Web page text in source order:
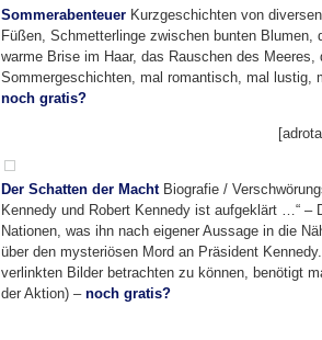
Sommerabenteuer Kurzgeschichten von
Füßen, Schmetterlinge zwischen bunten
warme Brise im Haar, das Rauschen des
Sommergeschichten, mal romantisch, mal lustig,
noch gratis?
Der Schatten der MachtBiografie /
Kennedy und Robert Kennedy ist aufgeklärt …“ –
Nationen, was ihn nach eigener Aussage in die
über den mysteriösen Mord an Präsident
verlinkten Bilder betrachten zu können, benötigt
der Aktion) – noch gratis?